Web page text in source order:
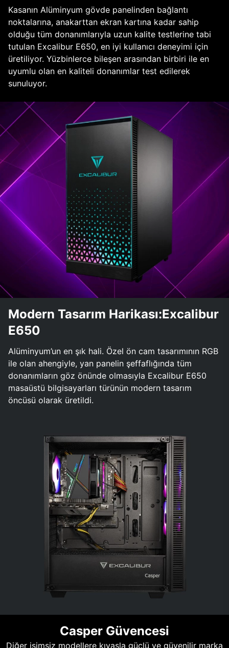
Kasanın Alüminyum gövde panelinden bağlantı
noktalarına, anakarttan ekran kartına kadar sahip
olduğu tüm donanımlarıyla uzun kalite testlerine tabi
tutulan Excalibur E650, en iyi kullanıcı deneyimi için
üretiliyor. Yüzbinlerce bileşen arasından birbiri ile en
uyumlu olan en kaliteli donanımlar test edilerek
sunuluyor.
Modern Tasarım Harikası:Excalibur
E650
Alüminyum’un en şık hali. Özel ön cam tasarımının RGB
ile olan ahengiyle, yan panelin şeffaflığında tüm
donanımların göz önünde olmasıyla Excalibur E650
masaüstü bilgisayarları türünün modern tasarım
öncüsü olarak üretildi.
Casper Güvencesi
Diğer isimsiz modellere kıyasla güçlü ve güvenilir marka